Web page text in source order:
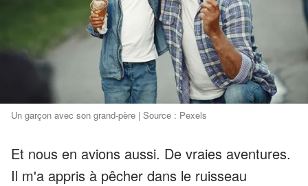
Un garçon avec son grand-père | Source : Pexels
Et nous en avions aussi. De vraies aventures.
Il m'a appris à pêcher dans le ruisseau